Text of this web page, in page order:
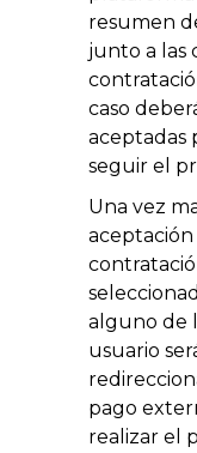
resumen
junto a las
caso
aceptadas
seguir el
Una vez
aceptación
alguno de
usuario
pago
realizar el